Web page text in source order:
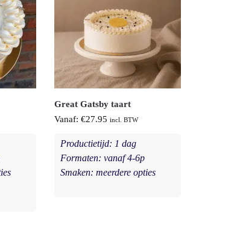
Great Gatsby taart
Vanaf: €27.95 incl. BTW
Productietijd: 1 dag
Formaten: vanaf 4-6p
Smaken: meerdere opties